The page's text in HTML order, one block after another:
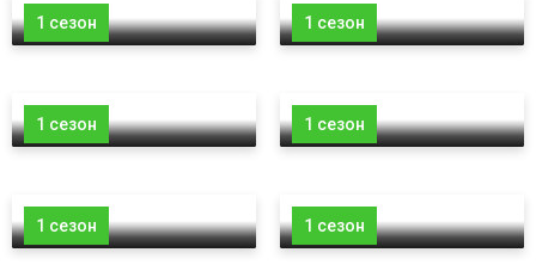
1 сезон 1 сезон
1 сезон 1 сезон
1 сезон 1 сезон